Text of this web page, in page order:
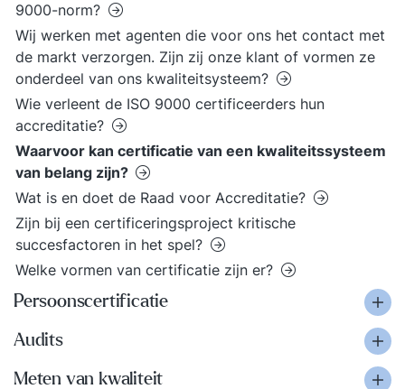
9000-norm?
Wij werken met agenten die voor ons het contact met
de markt verzorgen. Zijn zij onze klant of vormen ze
onderdeel van ons kwaliteitsysteem?
Wie verleent de ISO 9000 certificeerders hun
accreditatie?
Waarvoor kan certificatie van een kwaliteitssysteem
van belang zijn?
Wat is en doet de Raad voor Accreditatie?
Zijn bij een certificeringsproject kritische
succesfactoren in het spel?
Welke vormen van certificatie zijn er?
Persoonscertificatie
Audits
Meten van kwaliteit